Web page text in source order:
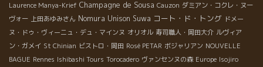
Laurence Manya-Krief Champagne de Sousa Cauzon ダミアン・コクレ・ヌー
ヴォー 上田あゆみさん Nomura Unison Suwa コート・ド・トング ドメー
ヌ・ドゥ・ヴィーニュ・デュ・マインヌ オリオル 寿司職人・岡田大介 ルヴィア
ン・ガメイ St Chinian ビストロ・岡田 Rosé PETAR ボジャリアン NOUVELLE
BAGUE Rennes Ishibashi Tours Torocadero ヴァンセンヌの森 Europe Isojiro